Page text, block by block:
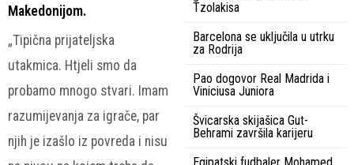
Makedonijom.
„Tipična prijateljska
utakmica. Htjeli smo da
probamo mnogo stvari. Imam
razumijevanja za igrače, par
njih je izašlo iz povreda i nisu
Tzolakisa
Barcelona se uključila u utrku
za Rodrija
Pao dogovor Real Madrida i
Viniciusa Juniora
Švicarska skijašica Gut-
Behrami završila karijeru